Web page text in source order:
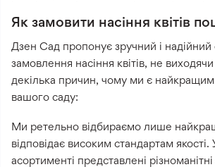
Як замовити насіння квітів
Дзен Сад пропонує зручний і надійний
замовлення насіння квітів, не
декілька причин, чому ми є
вашого саду:
Ми ретельно відбираємо лише
відповідає високим стандартам
асортименті представлені